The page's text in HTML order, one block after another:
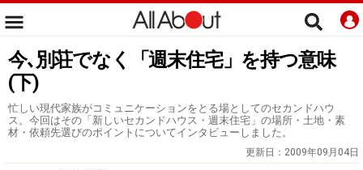
今､別荘でなく「週末住宅」を持つ意味
(下)
忙しい現代家族がコミュニケーションをとる場としてのセカンドハウ
ス。今回はその「新しいセカンドハウス・週末住宅」の場所・土地・素
材・依頼先選びのポイントについてインタビューしました。
更新日： 2009年09月04日